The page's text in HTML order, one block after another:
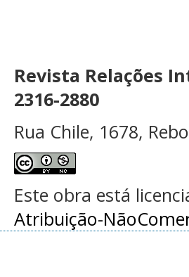
Revista Relações
2316-2880
Rua Chile, 1678,
Este obra está
Atribuição-